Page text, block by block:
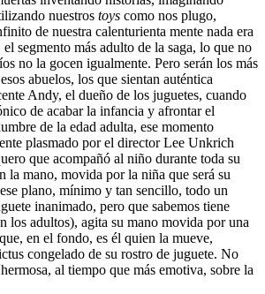
nuestros toys como nos plugo,
de nuestra calenturienta mente nada era
segmento más adulto de la saga, lo que no
no la gocen igualmente. Pero serán los más
abuelos, los que sientan auténtica
Andy, el dueño de los juguetes, cuando
de acabar la infancia y afrontar el
de la edad adulta, ese momento
plasmado por el director Lee Unkrich
que acompañó al niño durante toda su
la mano, movida por la niña que será su
plano, mínimo y tan sencillo, todo un
inanimado, pero que sabemos tiene
los adultos), agita su mano movida por una
en el fondo, es él quien la mueve,
congelado de su rostro de juguete. No
al tiempo que más emotiva, sobre la